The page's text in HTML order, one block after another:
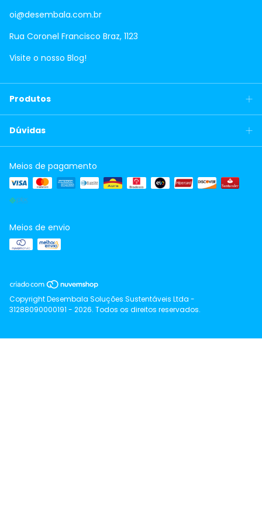
oi@desembala.com.br
Rua Coronel Francisco Braz, 1123
Visite o nosso Blog!
Produtos
Dúvidas
Meios de pagamento
Meios de envio
Copyright Desembala Soluções Sustentáveis Ltda -
31288090000191 - 2026. Todos os direitos reservados.